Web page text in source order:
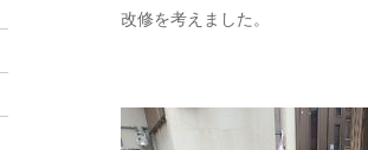
改修を考えました。